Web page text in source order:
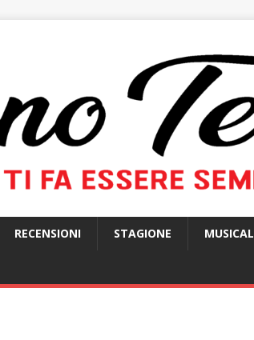
RECENSIONI STAGIONE MUSICAL